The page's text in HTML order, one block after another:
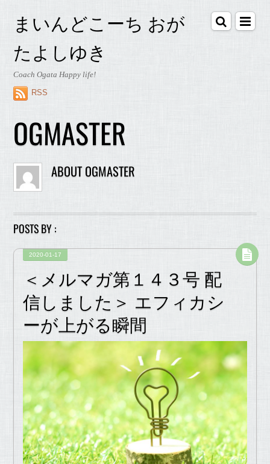
まいんどこーち おが
たよしゆき
Coach Ogata Happy life!
RSS
OGMASTER
ABOUTOGMASTER
POSTS BY :
2020-01-17
＜メルマガ第１４３号 配
信しました＞ エフィカシ
ーが上がる瞬間